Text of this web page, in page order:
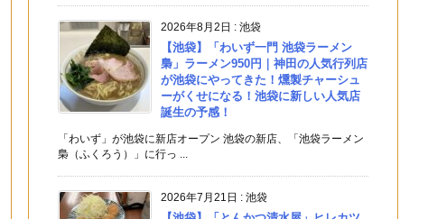
2026年8月2日 : 池袋
【池袋】「わいず一門 池袋ラーメン
梟」ラーメン950円｜神田の人気行列店
が池袋にやってきた！燻製チャーシュ
ーがくせになる！池袋に新しい人気店
誕生の予感！
「わいず」が池袋に新店オープン 池袋の新店、「池袋ラーメン
梟（ふくろう）」に行っ ...
2026年7月21日 : 池袋